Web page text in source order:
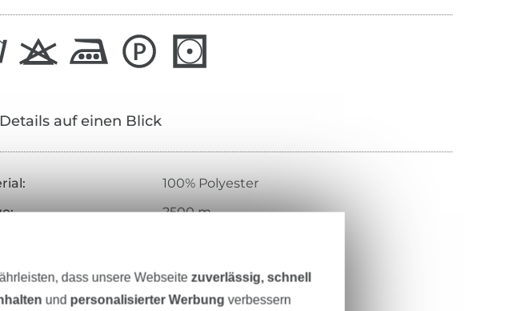
auf einen Blick
100% Polyester
2500 m
742279-4580
Kontaktdaten
dass unsere Webseite zuverlässig, schnell
und personalisierter Werbung verbessern